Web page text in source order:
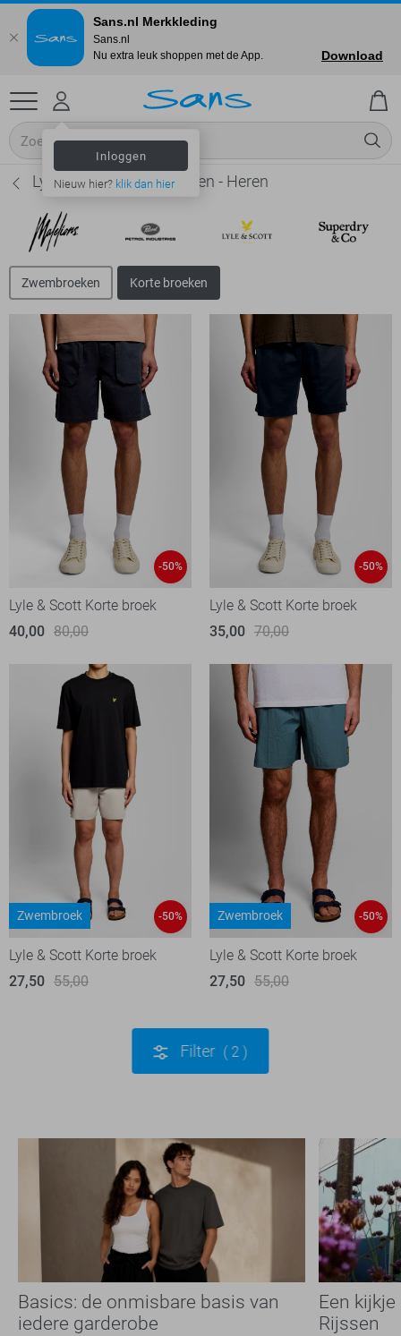
Inloggen
Nieuw hier? klik dan hier
Lyle & Scott Korte broeken - Heren
Zwembroeken Korte broeken
-50%
Lyle & Scott Korte broek
40,00 80,00
-50%
Lyle & Scott Korte broek
35,00 70,00
Zwembroek -50%
Lyle & Scott Korte broek
27,50 55,00
Zwembroek -50%
Lyle & Scott Korte broek
27,50 55,00
Filter 2
Basics: de onmisbare basis van
iedere garderobe
Een
Rijssen
Sans.nl Merkkleding
Sans.nl
Nu extra leuk shoppen met de App.
Download